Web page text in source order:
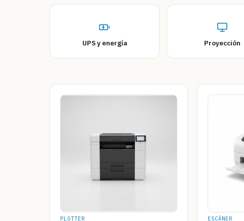
UPS y energía Proyección
PLOTTER ESCÁNER